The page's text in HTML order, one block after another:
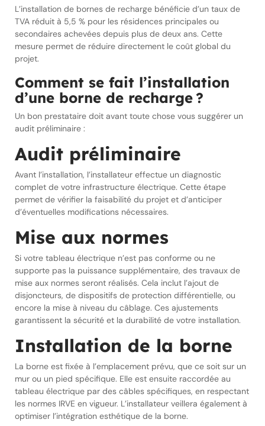
L’installation de bornes de recharge bénéficie d’un taux de
TVA réduit à 5,5 % pour les résidences principales ou
secondaires achevées depuis plus de deux ans. Cette
mesure permet de réduire directement le coût global du
projet.
Comment se fait l’installation
d’une borne de recharge ?
Un bon prestataire doit avant toute chose vous suggérer un
audit préliminaire :
Audit préliminaire
Avant l’installation, l’installateur effectue un diagnostic
complet de votre infrastructure électrique. Cette étape
permet de vérifier la faisabilité du projet et d’anticiper
d’éventuelles modifications nécessaires.
Mise aux normes
Si votre tableau électrique n’est pas conforme ou ne
supporte pas la puissance supplémentaire, des travaux de
mise aux normes seront réalisés. Cela inclut l’ajout de
disjoncteurs, de dispositifs de protection différentielle, ou
encore la mise à niveau du câblage. Ces ajustements
garantissent la sécurité et la durabilité de votre installation.
Installation de la borne
La borne est fixée à l’emplacement prévu, que ce soit sur un
mur ou un pied spécifique. Elle est ensuite raccordée au
tableau électrique par des câbles spécifiques, en respectant
les normes IRVE en vigueur. L’installateur veillera également à
optimiser l’intégration esthétique de la borne.